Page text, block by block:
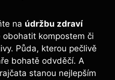
na údržbu​ zdraví
obohatit kompostem či
Půda, kterou pečlivě
‌bohatě ​odvděčí. A
stanou nejlepším